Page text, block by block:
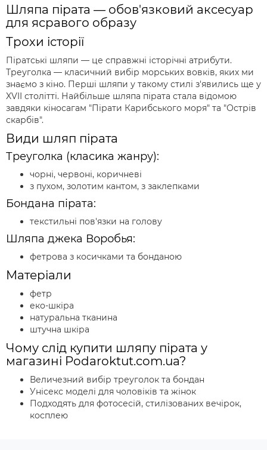
Шляпа пірата — обов'язковий аксесуар
для ясравого образу
Трохи історії
Піратські шляпи — це справжні історічні атрибути.
Треуголка — класичний вибір морських вовків, яких ми
знаємо з кіно. Перші шляпи у такому стилі з'явились ще у
XVII столітті. Найбільше шляпа пірата стала відомою
завдяки кіносагам "Пірати Карибського моря" та "Острів
скарбів".
Види шляп пірата
Треуголка (класика жанру):
чорні, червоні, коричневі
з пухом, золотим кантом, з заклепками
Бондана пірата:
текстильні пов'язки на голову
Шляпа джека Воробья:
фетрова з косичками та бонданою
Матеріали
фетр
еко-шкіра
натуральна тканина
штучна шкіра
Чому слід купити шляпу пірата у
магазині Podaroktut.com.ua?
Величезний вибір треуголок та бондан
Унісекс моделі для чоловіків та жінок
Подходять для фотосесій, стилізованих вечірок,
косплею